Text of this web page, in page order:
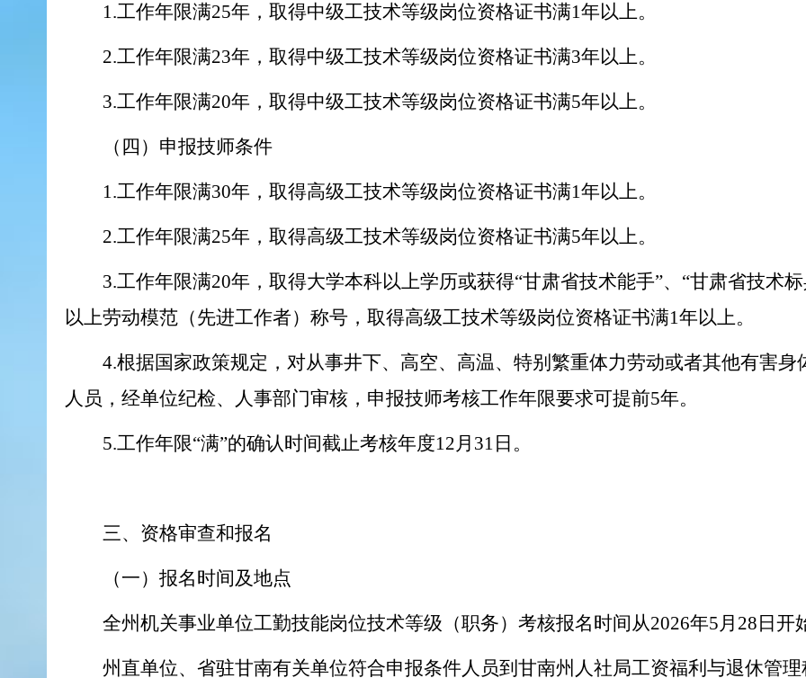
1.工作年限满25年，取得中级工技术等级岗位资格证书满1年以上。
2.工作年限满23年，取得中级工技术等级岗位资格证书满3年以上。
3.工作年限满20年，取得中级工技术等级岗位资格证书满5年以上。
（四）申报技师条件
1.工作年限满30年，取得高级工技术等级岗位资格证书满1年以上。
2.工作年限满25年，取得高级工技术等级岗位资格证书满5年以上。
3.工作年限满20年，取得大学本科以上学历或获得“甘肃省技术能手”、“甘肃省技术
以上劳动模范（先进工作者）称号，取得高级工技术等级岗位资格证书满1年以上。
4.根据国家政策规定，对从事井下、高空、高温、特别繁重体力劳动或者其他有害
人员，经单位纪检、人事部门审核，申报技师考核工作年限要求可提前5年。
5.工作年限“满”的确认时间截止考核年度12月31日。
三、资格审查和报名
（一）报名时间及地点
全州机关事业单位工勤技能岗位技术等级（职务）考核报名时间从2026年5月28日开
州直单位、省驻甘南有关单位符合申报条件人员到甘南州人社局工资福利与退休管